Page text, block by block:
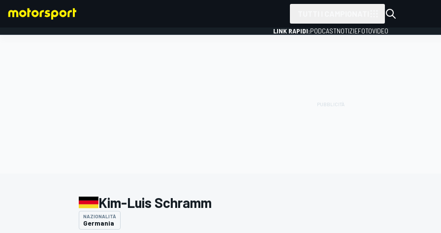
MOTOGP
LINK RAPIDI:PODCASTNOTIZIEFOTOVIDEO
Kim-Luis Schramm
NAZIONALITÀ
Germania